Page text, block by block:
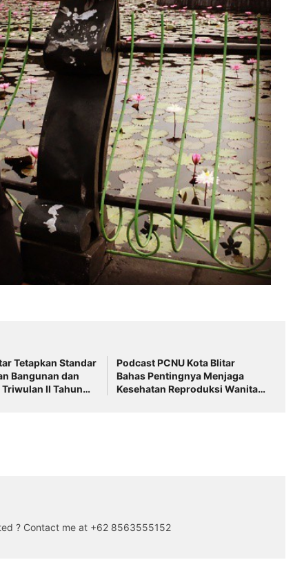
Tetapkan Standar
Bangunan dan
II Tahun
Podcast PCNU Kota Blitar
Bahas Pentingnya Menjaga
Kesehatan Reproduksi Wanita
? Contact me at +62 8563555152